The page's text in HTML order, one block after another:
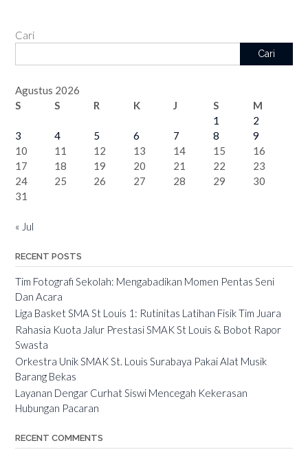
Cari
Cari
Agustus 2026
S
S R K J S
M
1
2
3
4 5 6 7 8
9
10
11 12 13 14 15
16
17
18 19 20 21 22
23
24
25 26 27 28 29
30
31
« Jul
RECENT POSTS
Tim Fotografi Sekolah: Mengabadikan Momen Pentas Seni
Dan Acara
Liga Basket SMA St Louis 1: Rutinitas Latihan Fisik Tim Juara
Rahasia Kuota Jalur Prestasi SMAK St Louis & Bobot Rapor
Swasta
Orkestra Unik SMAK St. Louis Surabaya Pakai Alat Musik
Barang Bekas
Layanan Dengar Curhat Siswi Mencegah Kekerasan
Hubungan Pacaran
RECENT COMMENTS